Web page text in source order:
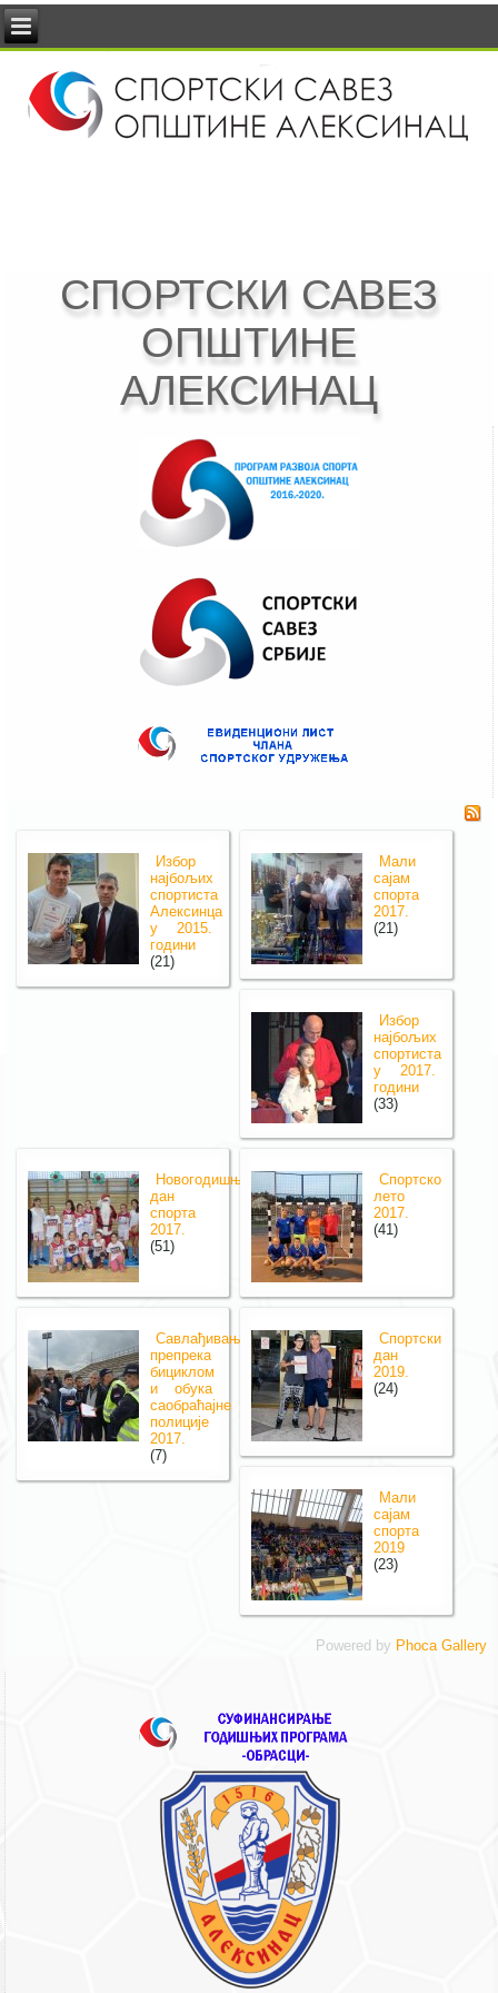
СПОРТСКИ САВЕЗ
ОПШТИНЕ
АЛЕКСИНАЦ
Избор
најбољих
спортиста
Алексинца
у 2015.
години
(21)
Мали
сајам
спорта
2017.
(21)
Избор
најбољих
спортиста
у 2017.
години
(33)
Новогодишњи
дан
спорта
2017.
(51)
Спортско
лето
2017.
(41)
Савлађивање
препрека
бициклом
и обука
саобраћајне
полиције
2017.
(7)
Спортски
дан
2019.
(24)
Мали
сајам
спорта
2019
(23)
Powered by Phoca Gallery